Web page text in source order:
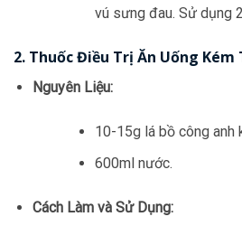
vú sưng đau. Sử dụng
2. Thuốc Điều Trị Ăn Uống
Nguyên Liệu:
10-15g lá bồ công anh
600ml nước.
Cách Làm và Sử Dụng: